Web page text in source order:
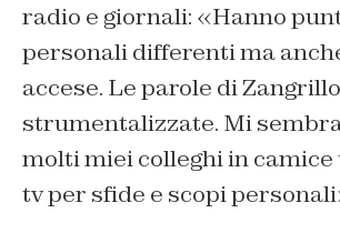
radio e giornali: «Hanno
personali differenti ma
accese. Le parole di
strumentalizzate. Mi
molti miei colleghi in
tv per sfide e scopi